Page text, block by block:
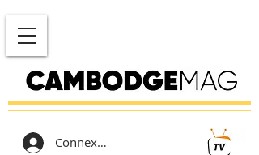
Connexion